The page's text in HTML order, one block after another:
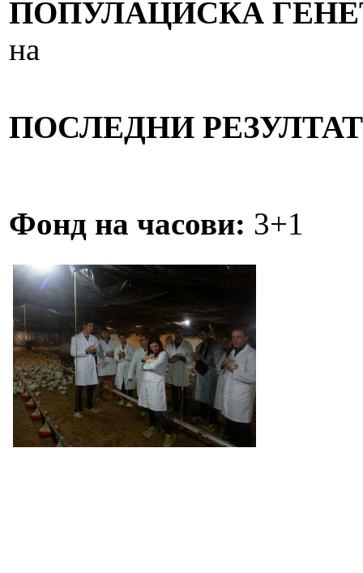
ПОПУЛАЦИСКА
на
ПОСЛЕДНИ
Фонд на часови: 3+1